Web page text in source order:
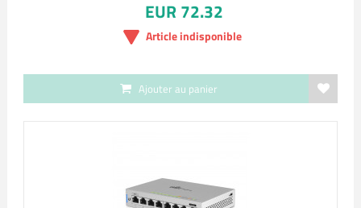
EUR 72.32
Article indisponible
Ajouter au panier